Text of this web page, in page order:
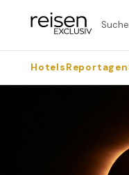
HotelsReportagen